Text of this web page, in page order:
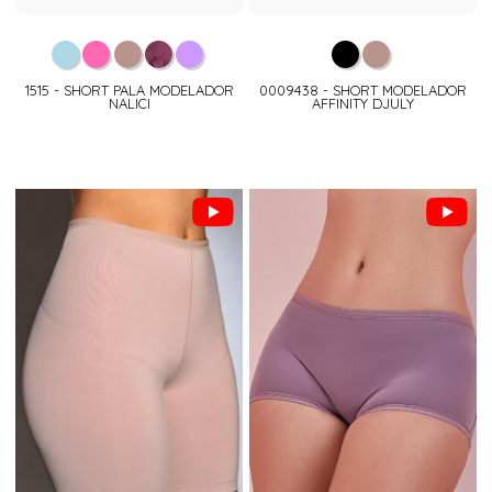
1515 - SHORT PALA MODELADOR
NALICI
0009438 - SHORT MODELADOR
AFFINITY DJULY